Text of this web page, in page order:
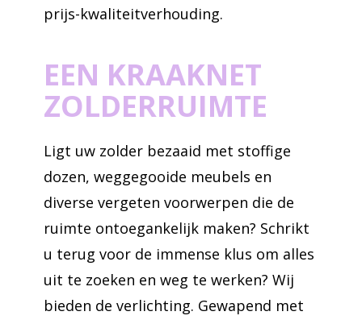
prijs-kwaliteitverhouding.
EEN KRAAKNET
ZOLDERRUIMTE
Ligt uw zolder bezaaid met stoffige
dozen, weggegooide meubels en
diverse vergeten voorwerpen die de
ruimte ontoegankelijk maken? Schrikt
u terug voor de immense klus om alles
uit te zoeken en weg te werken? Wij
bieden de verlichting. Gewapend met